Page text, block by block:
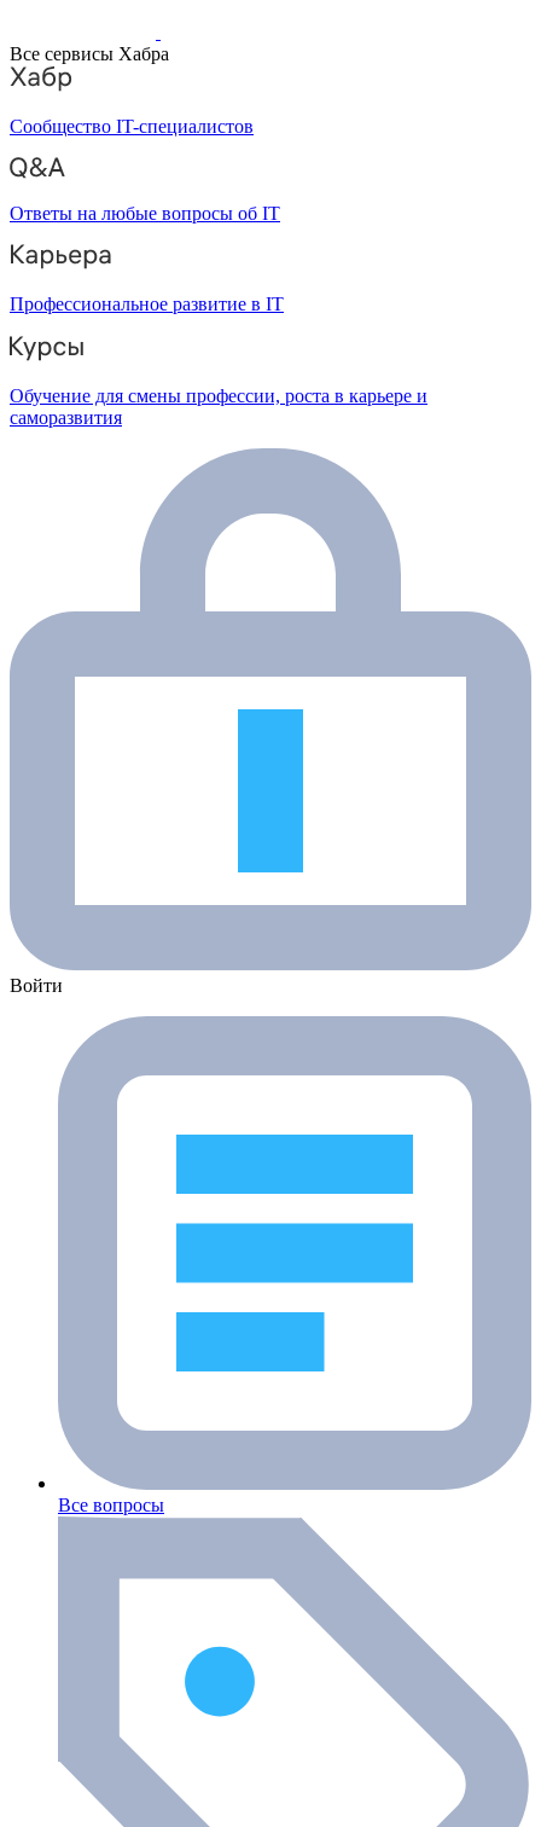
Все сервисы Хабра
Сообщество IT-специалистов
Ответы на любые вопросы об IT
Профессиональное развитие в IT
Обучение для смены профессии, роста в карьере и
саморазвития
Войти
Все вопросы